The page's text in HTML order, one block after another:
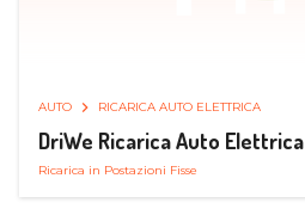
AUTO RICARICA AUTO ELETTRICA
DriWe Ricarica Auto Elettrica
Ricarica in Postazioni Fisse